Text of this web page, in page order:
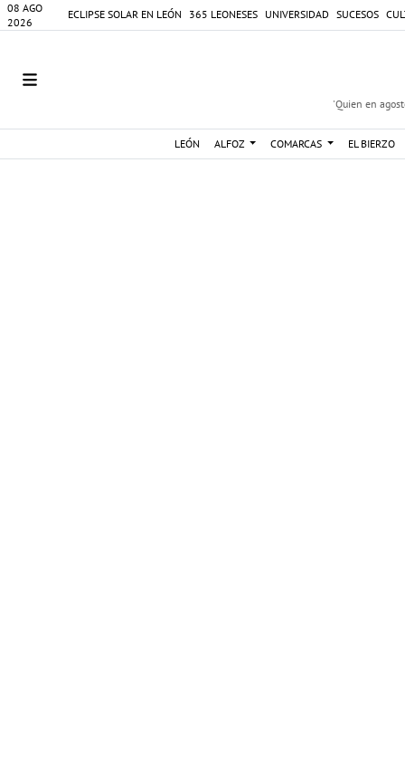
08 AGO
2026
ECLIPSE SOLAR EN LEÓN 365 LEONESES UNIVERSIDAD SUCESOS
'Quien en
LEÓN ALFOZ COMARCAS EL BIERZO